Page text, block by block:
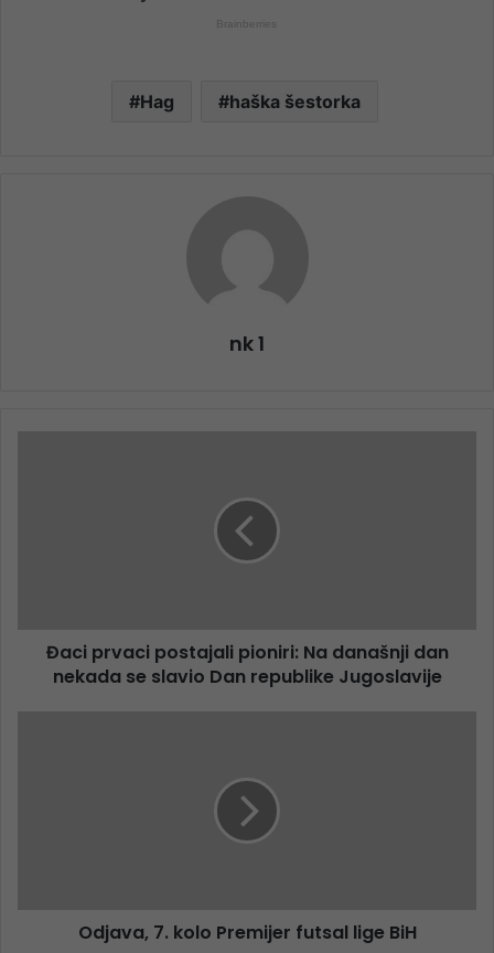
Hag haška šestorka
nk 1
Đaci prvaci postajali pioniri: Na današnji dan
nekada se slavio Dan republike Jugoslavije
Odjava, 7. kolo Premijer futsal lige BiH